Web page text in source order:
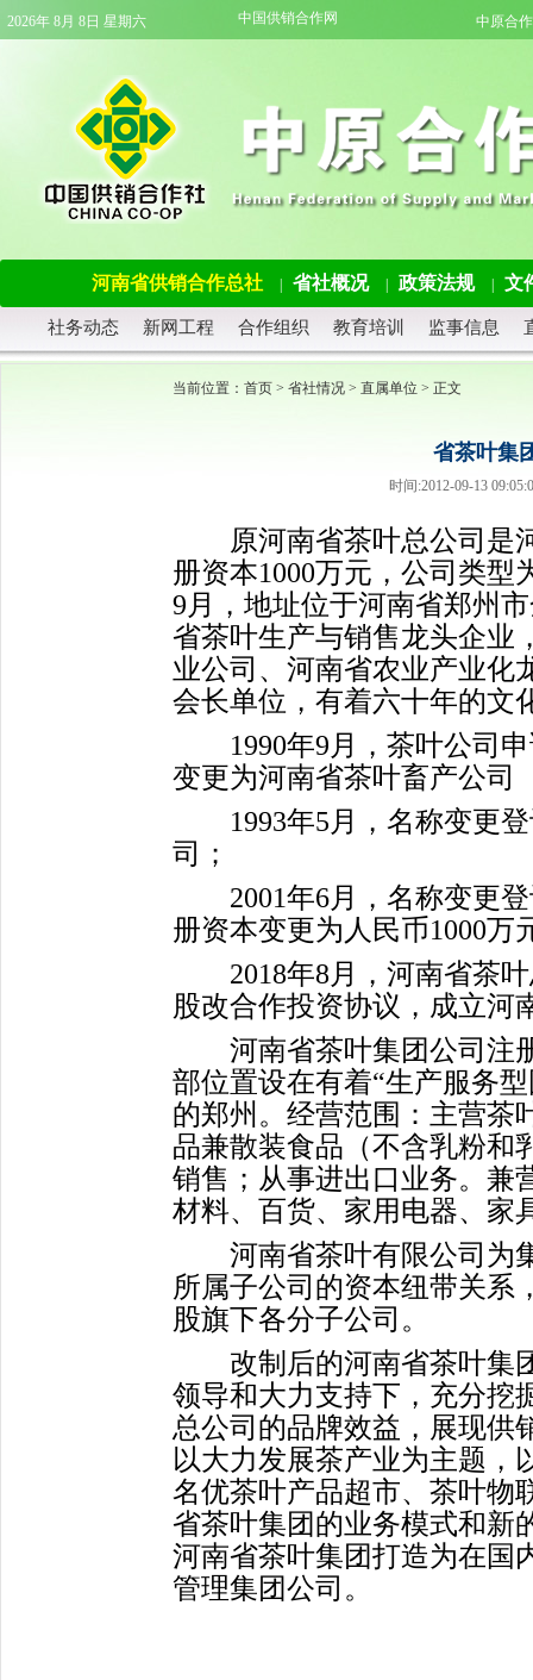
2026年 8月 8日 星期六 中国供销合作网 中原合
河南省供销合作总社 省社概况 政策法规 文
社务动态 新网工程 合作组织 教育培训 监事信息
当前位置： 首页 > 省社情况 > 直属单位 > 正文
省茶叶集
时间:2012-09-13
原河南省茶叶总公司是
册资本1000万元，公司类型
9月，地址位于河南省郑州
省茶叶生产与销售龙头企业
业公司、河南省农业产业化
会长单位，有着六十年的文
1990年9月，茶叶公司申
变更为河南省茶叶畜产公司
1993年5月，名称变更登
司；
2001年6月，名称变更登
册资本变更为人民币1000万
2018年8月，河南省茶叶
股改合作投资协议，成立河
河南省茶叶集团公司注
部位置设在有着“生产服务
的郑州。经营范围：主营茶
品兼散装食品（不含乳粉和
销售；从事进出口业务。兼
材料、百货、家用电器、家
河南省茶叶有限公司为
所属子公司的资本纽带关系
股旗下各分子公司。
改制后的河南省茶叶集
领导和大力支持下，充分挖
总公司的品牌效益，展现供
以大力发展茶产业为主题，
名优茶叶产品超市、茶叶物
省茶叶集团的业务模式和新
河南省茶叶集团打造为在国
管理集团公司。